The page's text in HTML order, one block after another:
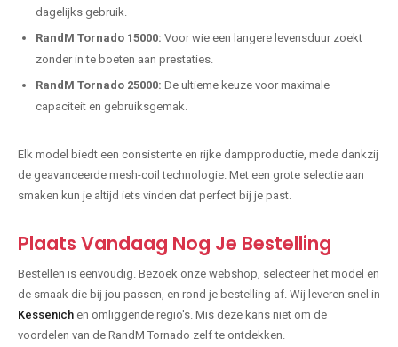
dagelijks gebruik.
RandM Tornado 15000: Voor wie een langere levensduur zoekt
zonder in te boeten aan prestaties.
RandM Tornado 25000: De ultieme keuze voor maximale
capaciteit en gebruiksgemak.
Elk model biedt een consistente en rijke dampproductie, mede dankzij
de geavanceerde mesh-coil technologie. Met een grote selectie aan
smaken kun je altijd iets vinden dat perfect bij je past.
Plaats Vandaag Nog Je Bestelling
Bestellen is eenvoudig. Bezoek onze webshop, selecteer het model en
de smaak die bij jou passen, en rond je bestelling af. Wij leveren snel in
Kessenich en omliggende regio's. Mis deze kans niet om de
voordelen van de RandM Tornado zelf te ontdekken.